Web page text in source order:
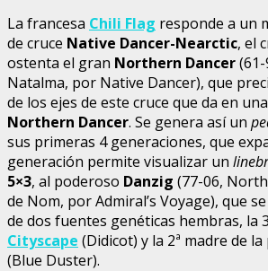
La francesa Chili Flag responde a un
de cruce Native Dancer-Nearctic, el
ostenta el gran Northern Dancer
Natalma, por Native Dancer), que
de los ejes de este cruce que da en
Northern Dancer. Se genera así un
sus primeras 4 generaciones, que
generación permite visualizar un
5×3, al poderoso Danzig (77-06,
de Nom, por Admiral’s Voyage), que
de dos fuentes genéticas hembras, la
Cityscape (Didicot) y la 2ª madre de
(Blue Duster).